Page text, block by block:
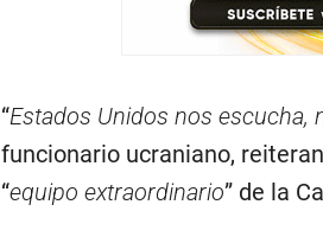
“Estados Unidos nos escucha,
funcionario ucraniano,
“equipo extraordinario” de la